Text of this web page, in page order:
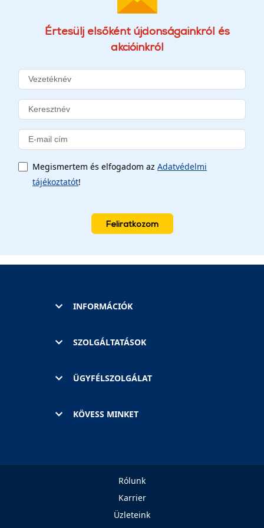
Értesülj elsőként újdonságainkról és
akcióinkról
Megismertem és elfogadom az Adatvédelmi
tájékoztatót!
Feliratkozom
INFORMÁCIÓK
SZOLGÁLTATÁSOK
ÜGYFÉLSZOLGÁLAT
KÖVESS MINKET
Rólunk
Karrier
Üzleteink